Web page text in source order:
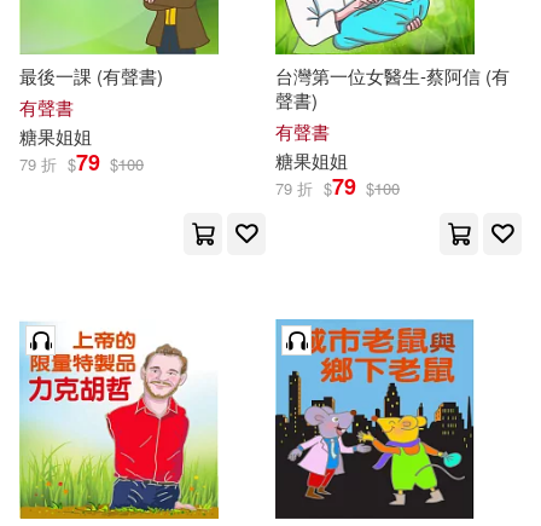
最後一課 (有聲書)
有聲書
糖果姐姐
79 折 $79 $100
台灣第一位女醫生-蔡阿信 (有
聲書)
有聲書
糖果姐姐
79 折 $79 $100